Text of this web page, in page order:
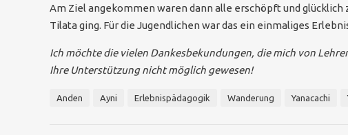
Am Ziel angekommen waren dann alle erschöpft und
Tilata ging. Für die Jugendlichen war das ein einmaliges
Ich möchte die vielen Dankesbekundungen, die mich von
Ihre Unterstützung nicht möglich gewesen!
Anden Ayni Erlebnispädagogik Wanderung Yanacachi